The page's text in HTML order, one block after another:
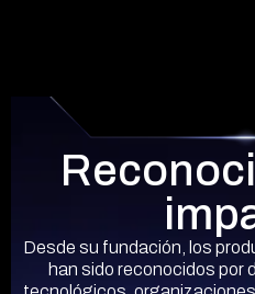
Desde su fundación, los
han sido reconocidos por